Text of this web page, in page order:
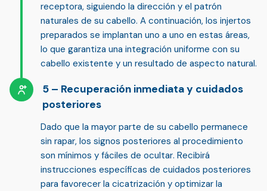
receptora, siguiendo la dirección y el patrón
naturales de su cabello. A continuación, los injertos
preparados se implantan uno a uno en estas áreas,
lo que garantiza una integración uniforme con su
cabello existente y un resultado de aspecto natural.
Recuperación inmediata y cuidados
posteriores
Dado que la mayor parte de su cabello permanece
sin rapar, los signos posteriores al procedimiento
son mínimos y fáciles de ocultar. Recibirá
instrucciones específicas de cuidados posteriores
para favorecer la cicatrización y optimizar la